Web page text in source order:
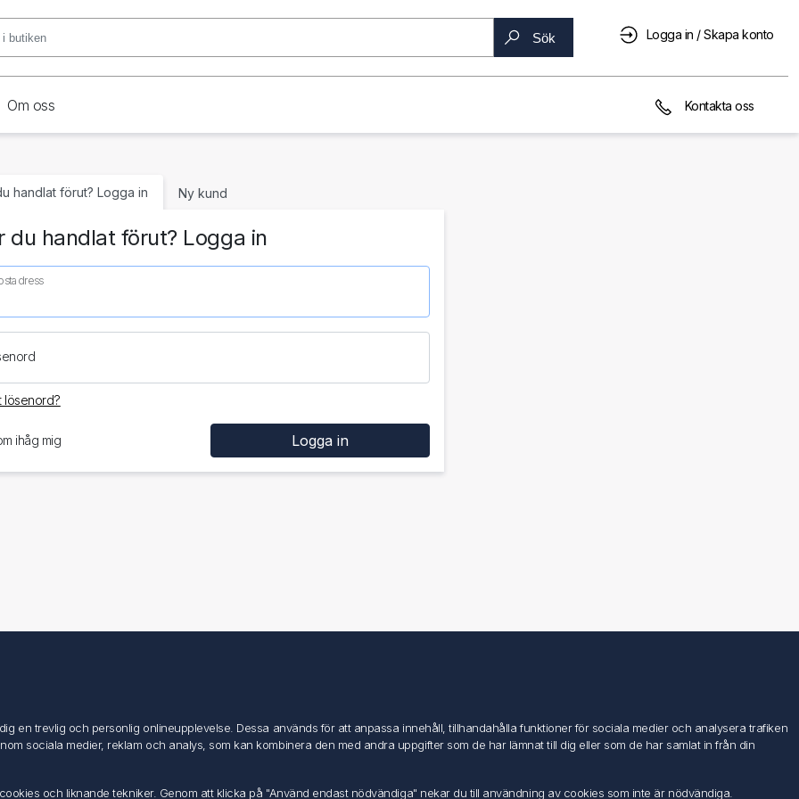
Sök Logga in / Skapa konto
Om oss Kontakta oss
handlat förut? Logga in Ny kund
du handlat förut? Logga in
lösenord?
ihåg mig
Mina ordrar
en trevlig och personlig onlineupplevelse. Dessa används för att anpassa innehåll, tillhandahålla funktioner för sociala medier och analysera trafiken
sociala medier, reklam och analys, som kan kombinera den med andra uppgifter som de har lämnat till dig eller som de har samlat in från din
och liknande tekniker. Genom att klicka på "Använd endast nödvändiga" nekar du till användning av cookies som inte är nödvändiga.